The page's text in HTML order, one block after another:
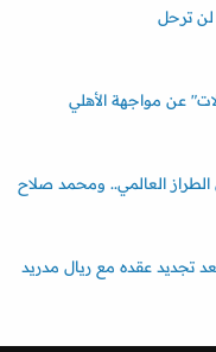
لن ترحل
عن مواجهة الأهلي
العالمي.. ومحمد صلاح
تجديد عقده مع ريال مدريد